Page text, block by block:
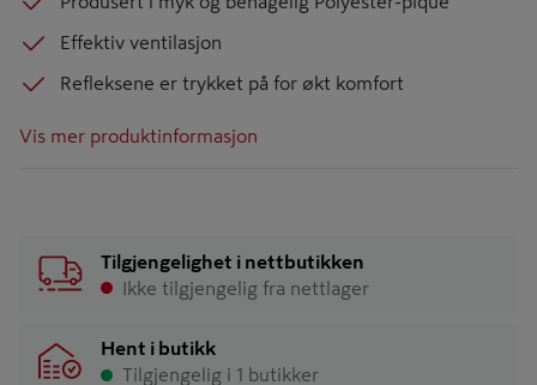
Effektiv ventilasjon
Refleksene er trykket på for økt komfort
Vis mer produktinformasjon
Tilgjengelighet i nettbutikken
Ikke tilgjengelig fra nettlager
Hent i butikk
Tilgjengelig i 1 butikker